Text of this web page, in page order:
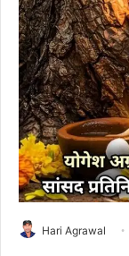
Hari Agrawal